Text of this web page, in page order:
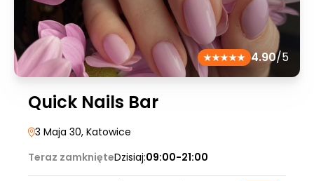
4.90/5
Quick Nails Bar
3 Maja 30, Katowice
Teraz zamknięteDzisiaj:09:00-21:00